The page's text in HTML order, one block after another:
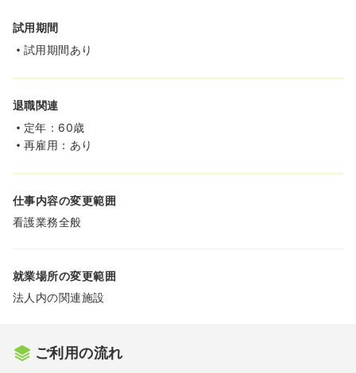
試用期間
試用期間あり
退職関連
定年：60歳
再雇用：あり
仕事内容の変更範囲
看護業務全般
就業場所の変更範囲
法人内の関連施設
ご利用の流れ